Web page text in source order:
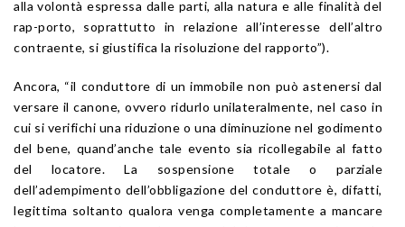
alla volontà espressa dalle parti, alla natura e alle finalità del
rap-porto, soprattutto in relazione all’interesse dell’altro
contraente, si giustifica la risoluzione del rapporto”).
Ancora, “il conduttore di un immobile non può astenersi dal
versare il canone, ovvero ridurlo unilateralmente, nel caso in
cui si verifichi una riduzione o una diminuzione nel godimento
del bene, quand’anche tale evento sia ricollegabile al fatto
del locatore. La sospensione totale o parziale
dell’adempimento dell’obbligazione del conduttore è, difatti,
legittima soltanto qualora venga completamente a mancare